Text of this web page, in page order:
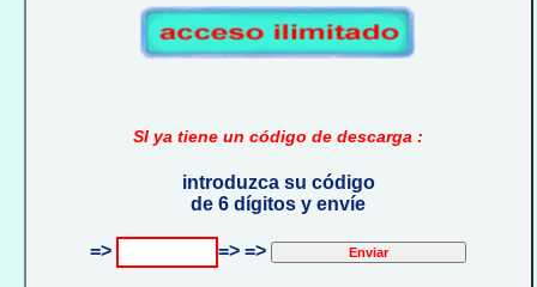
SI ya tiene un código de descarga :
introduzca su código
de 6 dígitos y envíe
=> => =>